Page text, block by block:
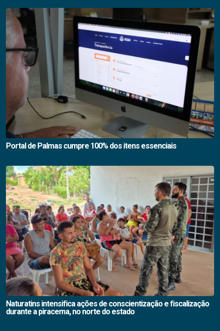
Portal de Palmas cumpre 100% dos itens essenciais
Naturatins intensifica ações de conscientização e fiscalização
durante a piracema, no norte do estado